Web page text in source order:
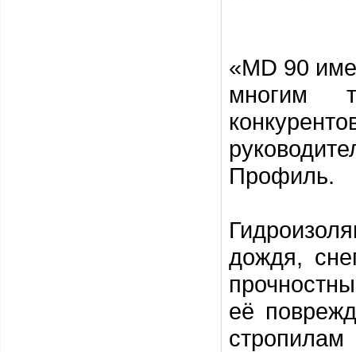
«MD 90
многим
Профиль.
дождя,
её